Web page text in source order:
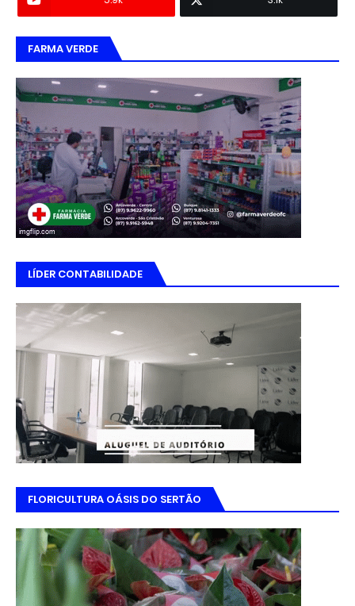
FARMA VERDE
LÍDER CONTABILIDADE
FLORICULTURA OÁSIS DO SERTÃO